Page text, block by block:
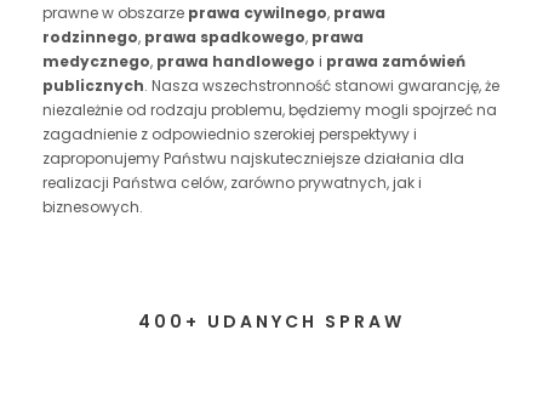
prawne w obszarze prawa cywilnego, prawa
rodzinnego, prawa spadkowego, prawa
medycznego, prawa handlowego i prawa zamówień
publicznych. Nasza wszechstronność stanowi gwarancję, że
niezależnie od rodzaju problemu, będziemy mogli spojrzeć na
zagadnienie z odpowiednio szerokiej perspektywy i
zaproponujemy Państwu najskuteczniejsze działania dla
realizacji Państwa celów, zarówno prywatnych, jak i
biznesowych.
400+ UDANYCH SPRAW